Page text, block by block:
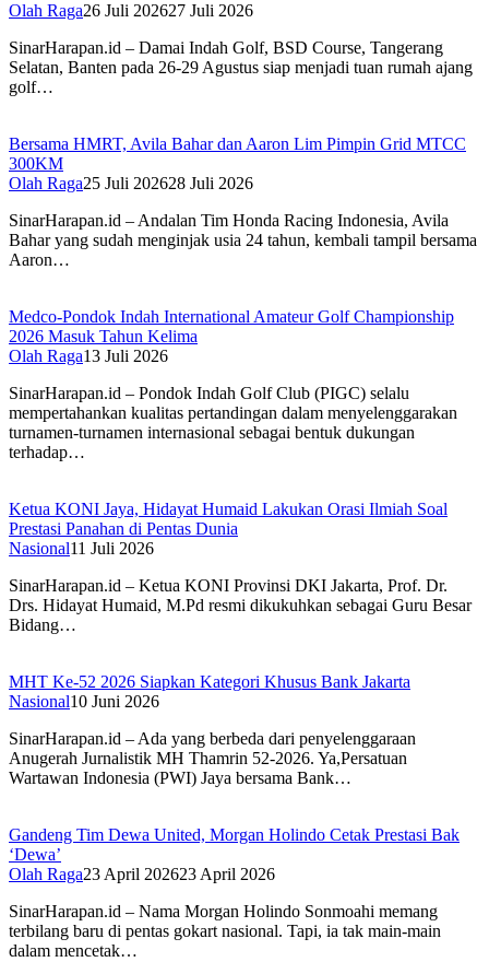
Olah Raga26 Juli 202627 Juli 2026
SinarHarapan.id – Damai Indah Golf, BSD Course, Tangerang
Selatan, Banten pada 26-29 Agustus siap menjadi tuan rumah ajang
golf…
Bersama HMRT, Avila Bahar dan Aaron Lim Pimpin Grid MTCC
300KM
Olah Raga25 Juli 202628 Juli 2026
SinarHarapan.id – Andalan Tim Honda Racing Indonesia, Avila
Bahar yang sudah menginjak usia 24 tahun, kembali tampil bersama
Aaron…
Medco-Pondok Indah International Amateur Golf Championship
2026 Masuk Tahun Kelima
Olah Raga13 Juli 2026
SinarHarapan.id – Pondok Indah Golf Club (PIGC) selalu
mempertahankan kualitas pertandingan dalam menyelenggarakan
turnamen-turnamen internasional sebagai bentuk dukungan
terhadap…
Ketua KONI Jaya, Hidayat Humaid Lakukan Orasi Ilmiah Soal
Prestasi Panahan di Pentas Dunia
Nasional11 Juli 2026
SinarHarapan.id – Ketua KONI Provinsi DKI Jakarta, Prof. Dr.
Drs. Hidayat Humaid, M.Pd resmi dikukuhkan sebagai Guru Besar
Bidang…
MHT Ke-52 2026 Siapkan Kategori Khusus Bank Jakarta
Nasional10 Juni 2026
SinarHarapan.id – Ada yang berbeda dari penyelenggaraan
Anugerah Jurnalistik MH Thamrin 52-2026. Ya,Persatuan
Wartawan Indonesia (PWI) Jaya bersama Bank…
Gandeng Tim Dewa United, Morgan Holindo Cetak Prestasi Bak
‘Dewa’
Olah Raga23 April 202623 April 2026
SinarHarapan.id – Nama Morgan Holindo Sonmoahi memang
terbilang baru di pentas gokart nasional. Tapi, ia tak main-main
dalam mencetak…